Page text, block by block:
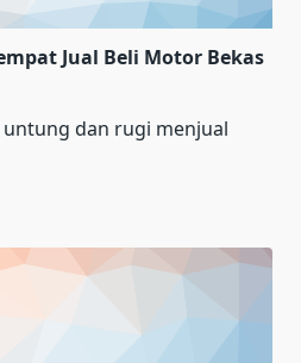
Jual Beli Motor Bekas
dan rugi menjual